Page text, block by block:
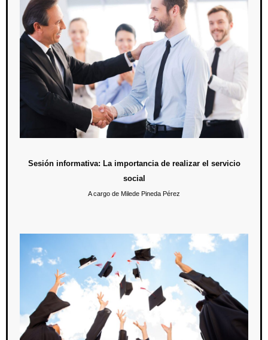
Sesión informativa: La importancia de realizar el
servicio social
Del 15 al 20 de abril se les explicó la importancia de cumplir con el
requisito del servicio social a los estudiantes que cuentan con 70% de
créditos cursados de la licenciatura para obtener el título.
Sesión informativa: La importancia de realizar el servicio
social
A cargo de Milede Pineda Pérez
Sesión informativa: Trámites de titulación
Del 22 al 27 de abril compartimos información relevante de todos los
requisitos para que los futuros egresados obtengan el título de
maestro; también se habló sobre la fecha para la ceremonia de